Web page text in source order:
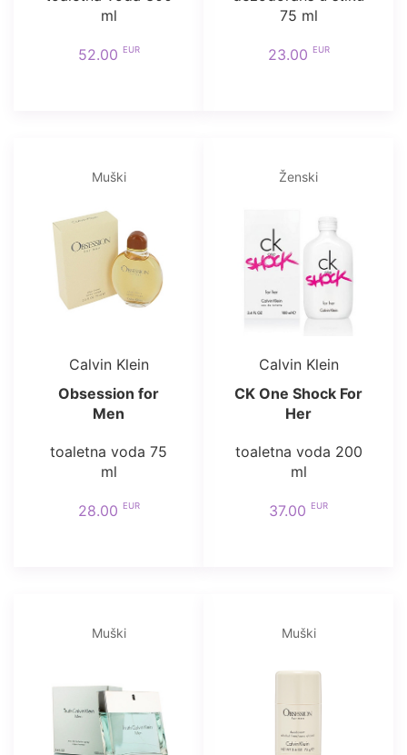
ml
52.00 EUR
75 ml
23.00 EUR
Muški
Calvin Klein
Obsession for
Men
toaletna voda 75
ml
28.00 EUR
Ženski
Calvin Klein
CK One Shock For
Her
toaletna voda 200
ml
37.00 EUR
Muški Muški